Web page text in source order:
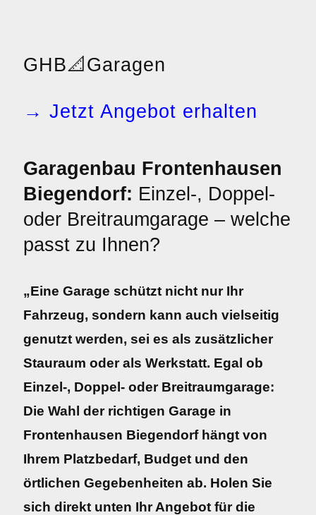
GHB📐 Garagen
→ Jetzt Angebot erhalten
Garagenbau Frontenhausen
Biegendorf: Einzel-, Doppel-
oder Breitraumgarage – welche
passt zu Ihnen?
„Eine Garage schützt nicht nur Ihr
Fahrzeug, sondern kann auch vielseitig
genutzt werden, sei es als zusätzlicher
Stauraum oder als Werkstatt. Egal ob
Einzel-, Doppel- oder Breitraumgarage:
Die Wahl der richtigen Garage in
Frontenhausen Biegendorf hängt von
Ihrem Platzbedarf, Budget und den
örtlichen Gegebenheiten ab. Holen Sie
sich direkt unten Ihr Angebot für die